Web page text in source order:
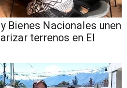
Bienes Nacionales unen
terrenos en El